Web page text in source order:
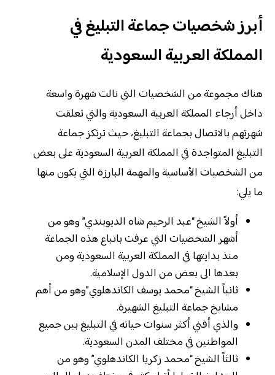
أبرز شخصيات جماعة التبليغ في
المملكة العربية السعودية
هناك مجموعة من الشخصيات التي نالت شهرة واسعة
داخل أرجاء المملكة العربية السعودية والتي تعلقت
شهرتهم بالاتصال بجماعة التبليغ، حيث ترتكز جماعة
التبليغ المتواجدة في المملكة العربية السعودية على بعض
من الشخصيات الأساسية والمهمة البارزة التي يكون منها
ما يلي:
أولاً الشيخ “عبد الرحيم شاه الديوبندي” وهو من
أشهر الشخصيات التي عرفت باتباع هذه الجماعة
منذ بدايتها في المملكة العربية السعودية ومن
بعدها الى بعض من الدول الإسلامية.
ثانياً الشيخ “محمد يوسف الكاندهلوي”وهو من أهم
مشايخ جماعة التبليغ الشهيرة.
والذي أفني أكثر سنوات حياته في التبليغ بين جميع
المواطنين في مختلف المدن السعودية.
ثالثاً الشيخ “محمد زكريا الكاندهلوي” وهو من